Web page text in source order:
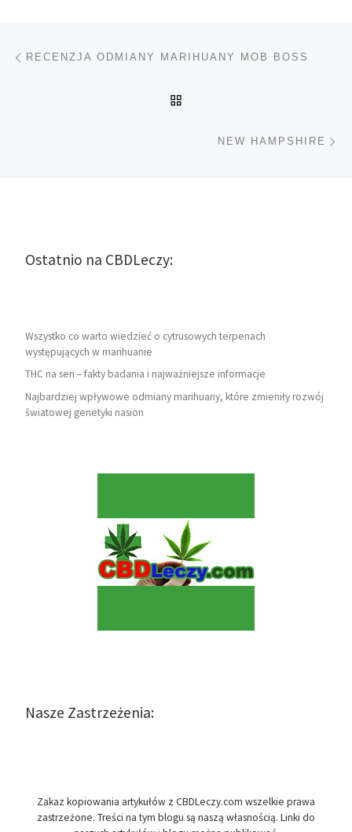
Nawigacja wpisu
RECENZJA ODMIANY MARIHUANY MOB BOSS
NEW HAMPSHIRE
Ostatnio na CBDLeczy:
Wszystko co warto wiedzieć o cytrusowych terpenach
występujących w marihuanie
THC na sen – fakty badania i najważniejsze informacje
Najbardziej wpływowe odmiany marihuany, które zmieniły rozwój
światowej genetyki nasion
Nasze Zastrzeżenia:
Zakaz kopiowania artykułów z CBDLeczy.com wszelkie prawa
zastrzeżone. Treści na tym blogu są naszą własnością. Linki do